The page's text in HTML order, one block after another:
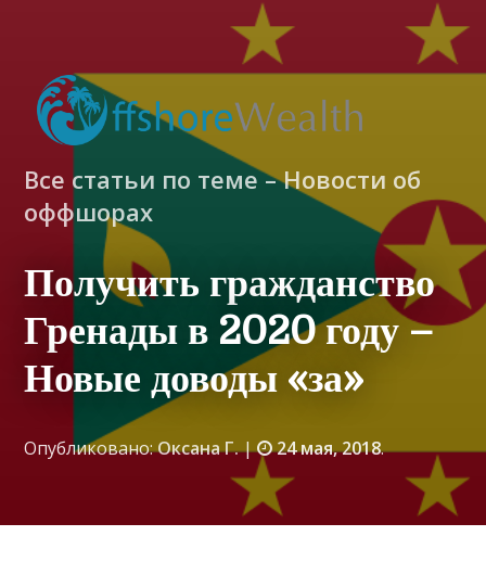
Все статьи по теме – Новости об
оффшорах
Получить гражданство
Гренады в 2020 году –
Новые доводы «за»
Опубликовано:Оксана Г.| 24 мая, 2018.